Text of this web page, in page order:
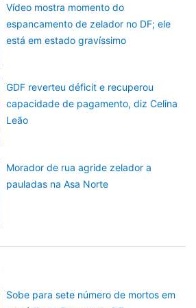
Vídeo mostra momento do
espancamento de zelador no DF; ele
está em estado gravíssimo
GDF reverteu déficit e recuperou
capacidade de pagamento, diz Celina
Leão
Morador de rua agride zelador a
pauladas na Asa Norte
Sobe para sete número de mortos em